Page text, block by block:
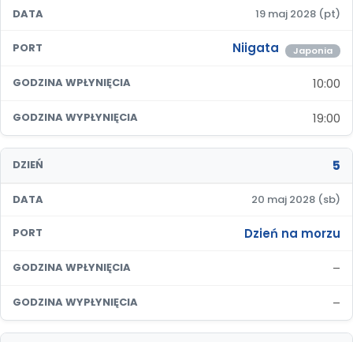
DATA 19 maj 2028 (pt)
PORT Niigata Japonia
GODZINA WPŁYNIĘCIA 10:00
GODZINA WYPŁYNIĘCIA 19:00
DZIEŃ 5
DATA 20 maj 2028 (sb)
PORT Dzień na morzu
GODZINA WPŁYNIĘCIA –
GODZINA WYPŁYNIĘCIA –